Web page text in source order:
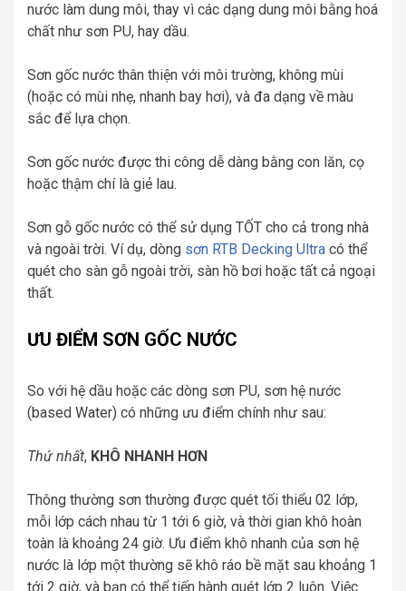
nước làm dung môi, thay vì các dạng dung môi bằng hoá
chất như sơn PU, hay dầu.
Sơn gốc nước thân thiện với môi trường, không mùi
(hoặc có mùi nhẹ, nhanh bay hơi), và đa dạng về màu
sắc để lựa chọn.
Sơn gốc nước được thi công dễ dàng bằng con lăn, cọ
hoặc thậm chí là giẻ lau.
Sơn gỗ gốc nước có thể sử dụng TỐT cho cả trong nhà
và ngoài trời. Ví dụ, dòng sơn RTB Decking Ultra có thể
quét cho sàn gỗ ngoài trời, sàn hồ bơi hoặc tất cả ngoại
thất.
ƯU ĐIỂM SƠN GỐC NƯỚC
So với hệ dầu hoặc các dòng sơn PU, sơn hệ nước
(based Water) có những ưu điểm chính như sau:
Thứ nhất, KHÔ NHANH HƠN
Thông thường sơn thường được quét tối thiểu 02 lớp,
mỗi lớp cách nhau từ 1 tới 6 giờ, và thời gian khô hoàn
toàn là khoảng 24 giờ. Ưu điểm khô nhanh của sơn hệ
nước là lớp một thường sẽ khô ráo bề mặt sau khoảng 1
tới 2 giờ, và bạn có thể tiến hành quét lớp 2 luôn. Việc